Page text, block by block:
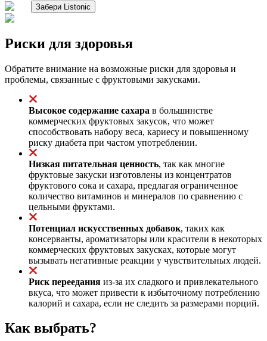
Забери Listonic
Риски для здоровья
Обратите внимание на возможные риски для здоровья и
проблемы, связанные с фруктовыми закусками.
Высокое содержание сахара в большинстве
коммерческих фруктовых закусок, что может
способствовать набору веса, кариесу и повышенному
риску диабета при частом употреблении.
Низкая питательная ценность, так как многие
фруктовые закуски изготовлены из концентратов
фруктового сока и сахара, предлагая ограниченное
количество витаминов и минералов по сравнению с
цельными фруктами.
Потенциал искусственных добавок, таких как
консерванты, ароматизаторы или красители в некоторых
коммерческих фруктовых закусках, которые могут
вызывать негативные реакции у чувствительных людей.
Риск переедания из-за их сладкого и привлекательного
вкуса, что может привести к избыточному потреблению
калорий и сахара, если не следить за размерами порций.
Как выбрать?